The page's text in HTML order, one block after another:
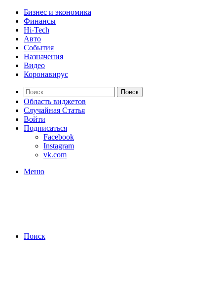
Бизнес и экономика
Финансы
Hi-Tech
Авто
События
Назначения
Видео
Коронавирус
Поиск
Область виджетов
Случайная Статья
Войти
Подписаться
Facebook
Instagram
vk.com
Меню
Поиск